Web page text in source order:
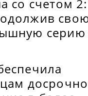
со счетом
серию